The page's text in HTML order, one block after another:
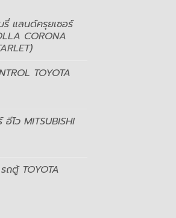
รี่ แลนด์ครุยเซอร์
CORONA
TOYOTA
โว MITSUBISHI
ถตู้ TOYOTA